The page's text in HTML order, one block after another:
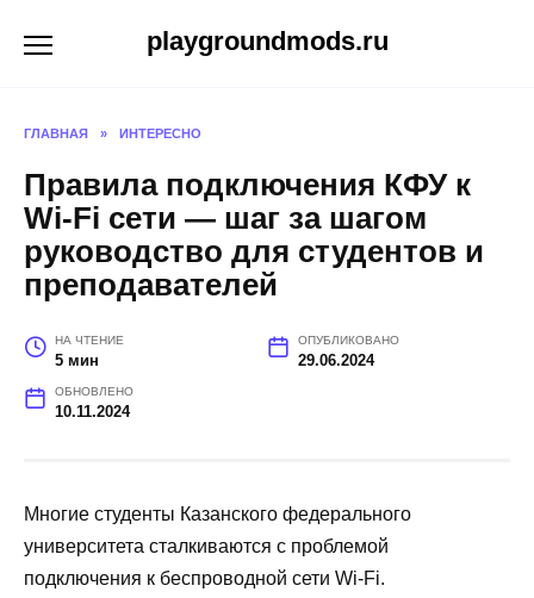
playgroundmods.ru
ГЛАВНАЯ » ИНТЕРЕСНО
Правила подключения КФУ к
Wi-Fi сети — шаг за шагом
руководство для студентов и
преподавателей
НА ЧТЕНИЕ
5 мин
ОПУБЛИКОВАНО
29.06.2024
ОБНОВЛЕНО
10.11.2024
Многие студенты Казанского федерального
университета сталкиваются с проблемой
подключения к беспроводной сети Wi-Fi.